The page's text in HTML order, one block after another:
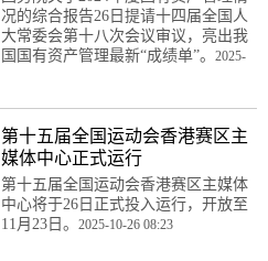
况的综合报告26日提请十四届全国人
大常委会第十八次会议审议，亮出我
国国有资产管理最新“成绩单”。 2025-
第十五届全国运动会香港赛区主
媒体中心正式运行
第十五届全国运动会香港赛区主媒体
中心将于26日正式投入运行，开放至
11月23日。 2025-10-26 08:23